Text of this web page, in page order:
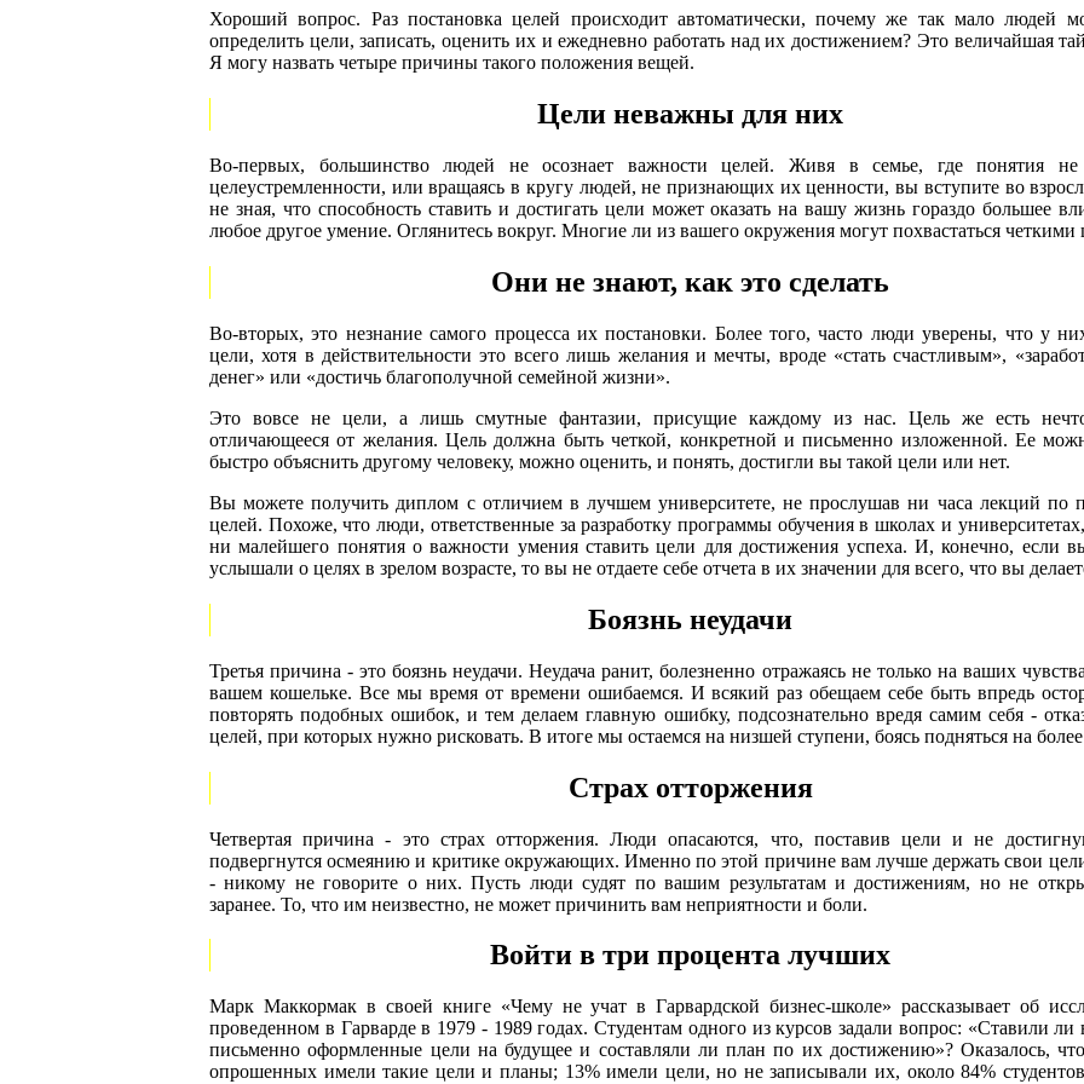
Хороший вопрос. Раз постановка целей происходит автоматически, почему же так мало людей
определить цели, записать, оценить их и ежедневно работать над их достижением? Это величайшая
Я могу назвать четыре причины такого положения вещей.
Цели неважны для них
Во-первых, большинство людей не осознает важности целей. Живя в семье, где понятия
целеустремленности, или вращаясь в кругу людей, не признающих их ценности, вы вступите во
не зная, что способность ставить и достигать цели может оказать на вашу жизнь гораздо большее
любое другое умение. Оглянитесь вокруг. Многие ли из вашего окружения могут похвастаться четкими
Они не знают, как это сделать
Во-вторых, это незнание самого процесса их постановки. Более того, часто люди уверены, что у
цели, хотя в действительности это всего лишь желания и мечты, вроде «стать счастливым»,
денег» или «достичь благополучной семейной жизни».
Это вовсе не цели, а лишь смутные фантазии, присущие каждому из нас. Цель же есть
отличающееся от желания. Цель должна быть четкой, конкретной и письменно изложенной. Ее
быстро объяснить другому человеку, можно оценить, и понять, достигли вы такой цели или нет.
Вы можете получить диплом с отличием в лучшем университете, не прослушав ни часа лекций по
целей. Похоже, что люди, ответственные за разработку программы обучения в школах и
ни малейшего понятия о важности умения ставить цели для достижения успеха. И, конечно, если
услышали о целях в зрелом возрасте, то вы не отдаете себе отчета в их значении для всего, что вы
Боязнь неудачи
Третья причина - это боязнь неудачи. Неудача ранит, болезненно отражаясь не только на ваших
вашем кошельке. Все мы время от времени ошибаемся. И всякий раз обещаем себе быть впредь
повторять подобных ошибок, и тем делаем главную ошибку, подсознательно вредя самим себя -
целей, при которых нужно рисковать. В итоге мы остаемся на низшей ступени, боясь подняться на
Страх отторжения
Четвертая причина - это страх отторжения. Люди опасаются, что, поставив цели и не
подвергнутся осмеянию и критике окружающих. Именно по этой причине вам лучше держать свои
- никому не говорите о них. Пусть люди судят по вашим результатам и достижениям, но не
заранее. То, что им неизвестно, не может причинить вам неприятности и боли.
Войти в три процента лучших
Марк Маккормак в своей книге «Чему не учат в Гарвардской бизнес-школе» рассказывает об
проведенном в Гарварде в 1979 - 1989 годах. Студентам одного из курсов задали вопрос: «Ставили ли
письменно оформленные цели на будущее и составляли ли план по их достижению»? Оказалось,
опрошенных имели такие цели и планы; 13% имели цели, но не записывали их, около 84%